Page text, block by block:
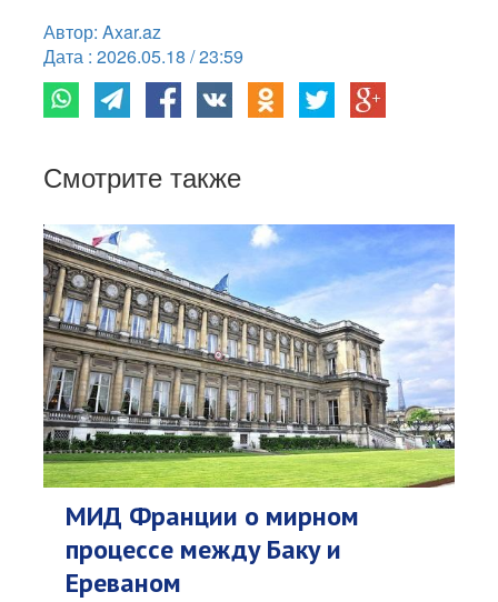
Автор: Axar.az
Дата : 2026.05.18 / 23:59
Смотрите также
МИД Франции о мирном
процессе между Баку и
Ереваном